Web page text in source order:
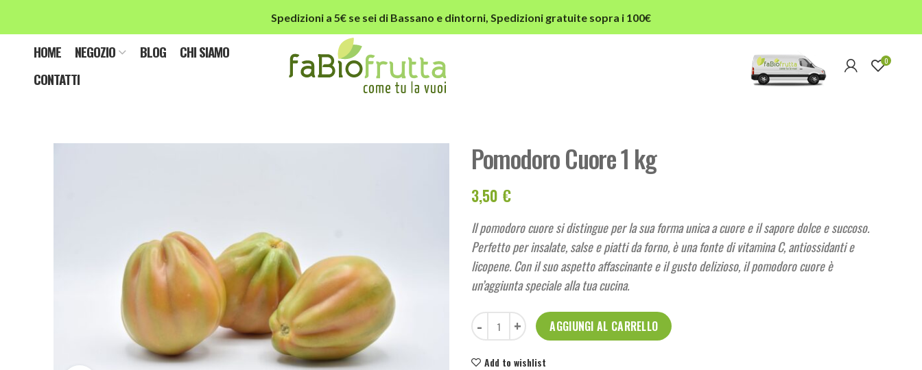
Spedizioni a 5€ se sei di Bassano e dintorni, Spedizioni gratuite sopra i 100€
HOME NEGOZIO BLOG
CHI SIAMO
CONTATTI
0
Pomodoro Cuore 1 kg
3,50 €
Il pomodoro cuore si distingue per la sua forma unica a cuore e il sapore dolce e succoso.
Perfetto per insalate, salse e piatti da forno, è una fonte di vitamina C, antiossidanti e
licopene. Con il suo aspetto affascinante e il gusto delizioso, il pomodoro cuore è
un’aggiunta speciale alla tua cucina.
Pomodoro Cuore 1 kg quantitàAGGIUNGI AL CARRELLO
Add to wishlist